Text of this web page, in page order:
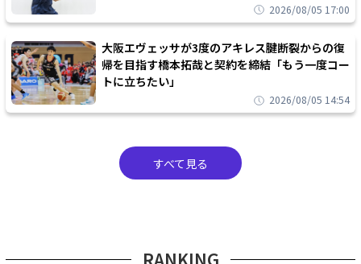
2026/08/05 17:00
大阪エヴェッサが3度のアキレス腱断裂からの復
帰を目指す橋本拓哉と契約を締結「もう一度コー
トに立ちたい」
2026/08/05 14:54
すべて見る
RANKING